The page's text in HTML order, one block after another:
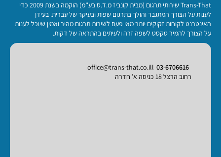
Trans-That שירותי תרגום (מבית קונביז מ.ד.ס בע”מ) הוקמה בשנת 2009 כדי
לענות על הצורך המתגבר והולך בתרגום שפות ובעיקר של עברית. בעידן
האינטרנט לקוחות זקוקים יותר מאי פעם לשירות תרגום מהיר ואמין שיוכל לענות
על הצורך להמיר טקסט לשפה זרה ולעיתים בהתראה של דקות.
03-6706616
office@trans-that.co.ill
רחוב הרצל 18 כניסה א’ חדרה